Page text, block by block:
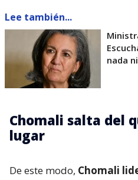
Lee también...
nada
Chomali salta del
lugar
De este modo, Chomali